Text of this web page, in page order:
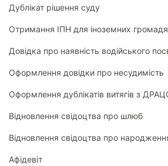
Дублікат рішення суду
Отримання ІПН для іноземних
Довідка про наявність водійського
Оформлення довідки про несудимість
Оформлення дублікатів витягів з
Відновлення свідоцтва про шлюб
Відновлення свідоцтва про
Афідевіт